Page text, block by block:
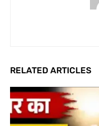
RELATED ARTICLES